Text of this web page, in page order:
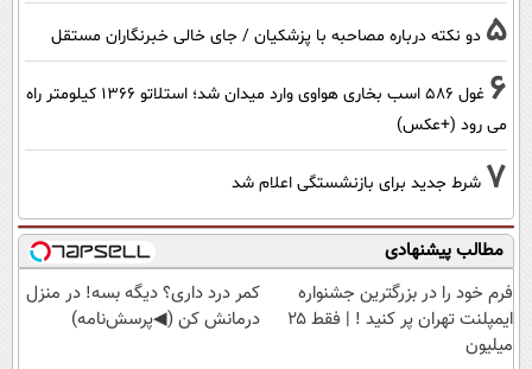
5 دو نکته درباره مصاحبه با پزشکیان / جای خالی خبرنگاران مستقل
6
غول 586 اسب بخاری هواوی وارد میدان شد؛ استلاتو 1366 کیلومتر راه
می رود (+عکس)
7 شرط جدید برای بازنشستگی اعلام شد
مطالب پیشنهادی
فرم خود را در بزرگترین جشنواره
ایمپلنت تهران پر کنید ! | فقط ۲۵
میلیون
کمر درد داری؟ دیگه بسه! در منزل
درمانش کن (◀پرسش‌نامه)